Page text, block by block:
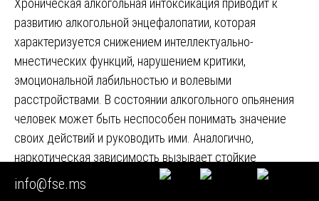
Хроническая алкогольная интоксикация приводит к
развитию алкогольной энцефалопатии, которая
характеризуется снижением интеллектуально-
мнестических функций, нарушением критики,
эмоциональной лабильностью и волевыми
расстройствами. В состоянии алкогольного опьянения
человек может быть неспособен понимать значение
своих действий и руководить ими. Аналогично,
наркотическая зависимость вызывает стойкие
изменения личности, нарушение когнитивных функций и
волевой сферы. Эксперт должен оценить, насколько
info@fse.ms